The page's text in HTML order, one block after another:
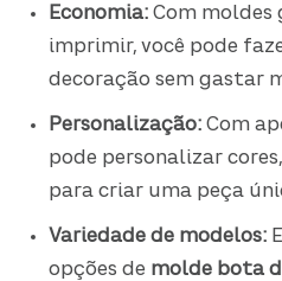
Economia:Com moldes
imprimir, você pode
decoração sem gastar
Personalização: Com
pode personalizar
para criar uma peça
Variedade de modelos:
opções de molde bota